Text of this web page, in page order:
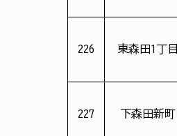
226 東森田1丁目
227 下森田新町